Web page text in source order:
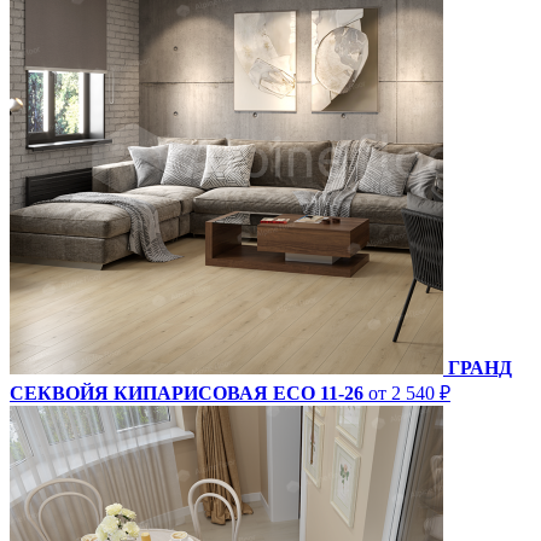
ГРАНД
СЕКВОЙЯ КИПАРИСОВАЯ ECO 11-26 от 2 540 ₽